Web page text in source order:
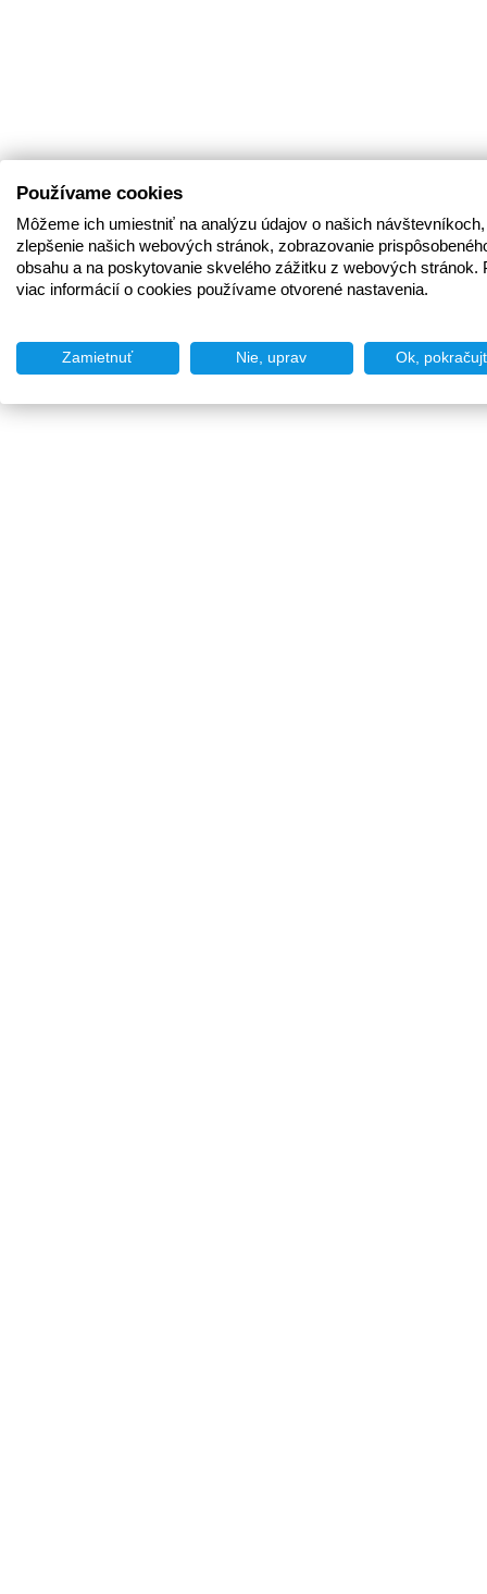
Používame cookies
Môžeme ich umiestniť na analýzu údajov o našich
zlepšenie našich webových stránok, zobrazovanie
obsahu a na poskytovanie skvelého zážitku z webových stránok.
viac informácií o cookies používame otvorené nastavenia.
Zamietnuť Nie, uprav Ok,